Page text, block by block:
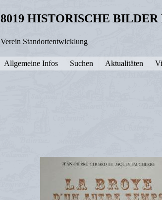
8019 HISTORISCHE
Verein Standortentwicklung
Allgemeine Infos Suchen Aktualitäten